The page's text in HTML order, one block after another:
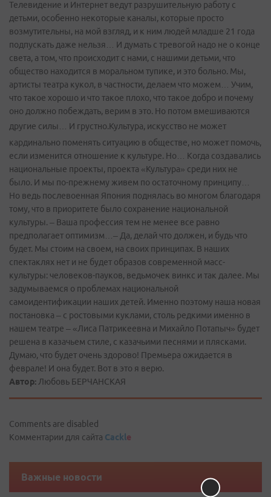
Телевидение и Интернет ведут разрушительную работу с
детьми, особенно некоторые каналы, которые просто
возмутительны, на мой взгляд, и к ним людей младше 21 года
подпускать даже нельзя… И думать с тревогой надо не о конце
света, а том, что происходит с нами, с нашими детьми, что
общество находится в моральном тупике, и это больно. Мы,
артисты театра кукол, в частности, делаем что можем… Учим,
что такое хорошо и что такое плохо, что такое добро и почему
оно должно побеждать, верим в это. Но потом вмешиваются
другие силы… И грустно.Культура, искусство не может
кардинально поменять ситуацию в обществе, но может помочь,
если изменится отношение к культуре. Но… Когда создавались
национальные проекты, проекта «Культура» среди них не
было. И мы по-прежнему живем по остаточному принципу…
Но ведь послевоенная Япония поднялась во многом благодаря
тому, что в приоритете было сохранение национальной
культуры. – Ваша профессия тем не менее все равно
предполагает оптимизм…– Да, делай что должен, и будь что
будет. Мы стоим на своем, на своих принципах. В наших
спектаклях нет и не будет образов современной масс-
культуры: человеков­-пауков, ведьмочек винкс и так далее. Мы
задумываемся о проблемах национальной
самоидентификации наших детей. Именно поэтому наша новая
постановка – с ростовыми куклами, столь редкими именно в
нашем театре – «Лиса Патрикеевна и Михайло Потапыч» будет
решена в казачьем стиле, с казачьими песнями и плясками.
Думаю, что будет очень здорово! Премьера ожидается в
феврале! И она будет. Вот в это я верю.
Автор: Любовь БЕРЧАНСКАЯ
Comments are disabled
Комментарии для сайта Cackle
Важные новости